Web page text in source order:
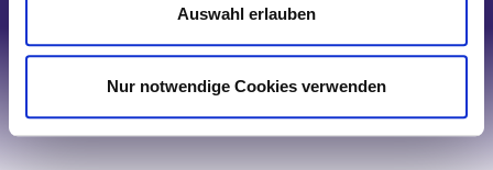
Auswahl erlauben
Nur notwendige Cookies verwenden